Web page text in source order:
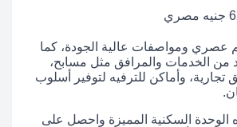
عصري ومواصفات عالية الجودة، كما
من الخدمات والمرافق مثل مسابح،
وأماكن للترفيه لتوفير أسلوب
الوحدة السكنية المميزة واحصل على